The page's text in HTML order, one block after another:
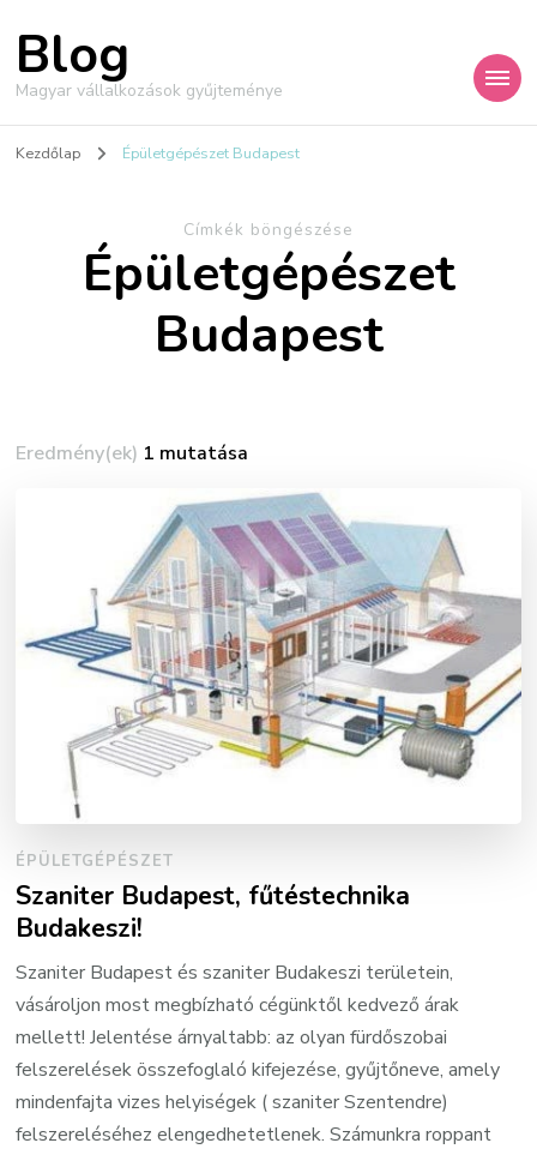
Blog
Magyar vállalkozások gyűjteménye
Kezdőlap Épületgépészet Budapest
Címkék böngészése
Épületgépészet
Budapest
Eredmény(ek) 1 mutatása
ÉPÜLETGÉPÉSZET
Szaniter Budapest, fűtéstechnika
Budakeszi!
Szaniter Budapest és szaniter Budakeszi területein,
vásároljon most megbízható cégünktől kedvező árak
mellett! Jelentése árnyaltabb: az olyan fürdőszobai
felszerelések összefoglaló kifejezése, gyűjtőneve, amely
mindenfajta vizes helyiségek ( szaniter Szentendre)
felszereléséhez elengedhetetlenek. Számunkra roppant